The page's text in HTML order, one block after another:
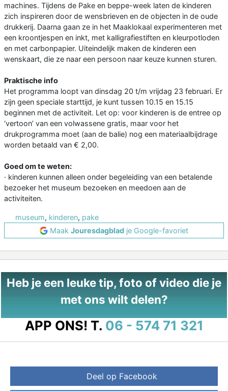
machines. Tijdens de Pake en beppe-week laten de kinderen
zich inspireren door de wensbrieven en de objecten in de oude
drukkerij. Daarna gaan ze in het Maaklokaal experimenteren met
een kroontjespen en inkt, met kalligrafiestiften en kleurpotloden
en met carbonpapier. Uiteindelijk maken de kinderen een
wenskaart, die ze naar een persoon naar keuze kunnen sturen.
Praktische info
Het programma loopt van dinsdag 20 t/m vrijdag 23 februari. Er
zijn geen speciale starttijd, je kunt tussen 10.15 en 15.15
beginnen met de activiteit. Let op: voor kinderen is de entree op
‘vertoon’ van een volwassene gratis, maar voor het
drukprogramma moet (aan de balie) nog een materiaalbijdrage
worden betaald van € 2,00.
Goed om te weten:
· kinderen kunnen alleen onder begeleiding van een betalende
bezoeker het museum bezoeken en meedoen aan de
activiteiten.
museum, kinderen, pake
Maak Jouresdagblad je Google-favoriet
Heb je een leuke tip, foto of video die je
met ons wilt delen?
APP ONS! T. 06 - 574 71 321
Deel op Facebook